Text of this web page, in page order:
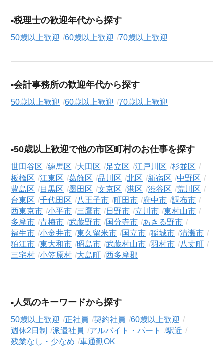
税理士の歓迎年代から探す
50歳以上歓迎 60歳以上歓迎 70歳以上歓迎
会計事務所の歓迎年代から探す
50歳以上歓迎 60歳以上歓迎 70歳以上歓迎
50歳以上歓迎で他の市区町村のお仕事を探す
世田谷区 練馬区 大田区 足立区 江戸川区
杉並区
板橋区
江東区 葛飾区 品川区 北区 新宿区
中野区
豊島区
目黒区 墨田区 文京区 港区 渋谷区
荒川区
台東区
千代田区 八王子市 町田市 府中市
調布市
西東京市
小平市 三鷹市 日野市 立川市
東村山市
多摩市
青梅市 武蔵野市 国分寺市
あきる野市
福生市
小金井市 東久留米市 国立市 稲城市
清瀬市
狛江市
東大和市 昭島市 武蔵村山市 羽村市
八丈町
三宅村
小笠原村 大島町 西多摩郡
人気のキーワードから探す
50歳以上歓迎 正社員 契約社員
60歳以上歓迎
週休2日制
派遣社員 アルバイト・パート
駅近
残業なし・少なめ
車通勤OK